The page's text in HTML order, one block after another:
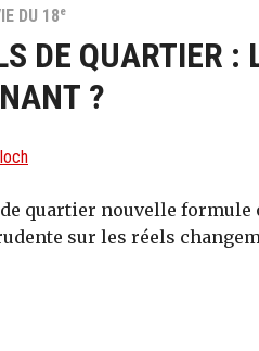
DU 18e
DE QUARTIER :
?
quartier nouvelle
sur les réels